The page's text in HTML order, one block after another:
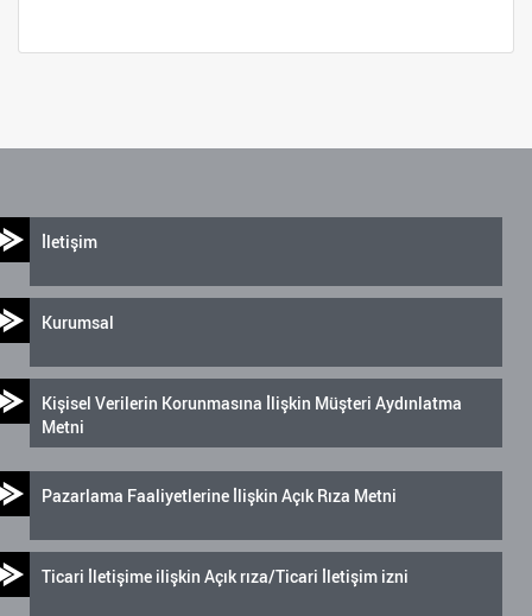
İletişim
Kurumsal
Kişisel Verilerin Korunmasına İlişkin Müşteri Aydınlatma
Metni
Pazarlama Faaliyetlerine İlişkin Açık Rıza Metni
Ticari İletişime ilişkin Açık rıza/Ticari İletişim izni